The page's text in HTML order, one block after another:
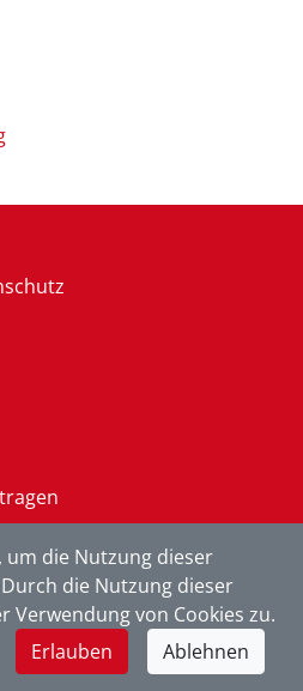
OK
um die Nutzung dieser
die Nutzung dieser
Verwendung von Cookies zu.
Erlauben
Ablehnen